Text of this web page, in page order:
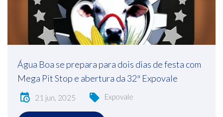
Água Boa se prepara para dois dias de festa com
Mega Pit Stop e abertura da 32ª Expovale
21 jun, 2025 Expovale